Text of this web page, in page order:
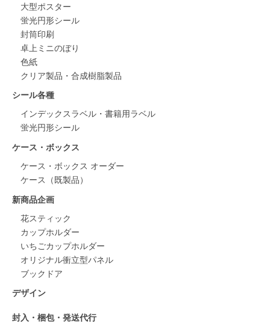
大型ポスター
蛍光円形シール
封筒印刷
卓上ミニのぼり
色紙
クリア製品・合成樹脂製品
シール各種
インデックスラベル・書籍用ラベル
蛍光円形シール
ケース・ボックス
ケース・ボックス オーダー
ケース（既製品）
新商品企画
花スティック
カップホルダー
いちごカップホルダー
オリジナル衝立型パネル
ブックドア
デザイン
封入・梱包・発送代行